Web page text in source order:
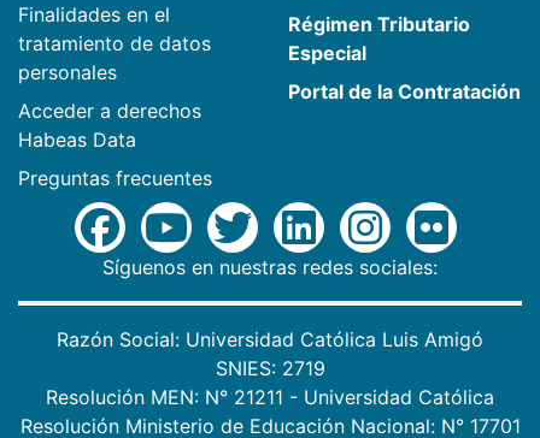
Finalidades en el
tratamiento de datos
personales
Acceder a derechos
Habeas Data
Preguntas frecuentes
Régimen Tributario
Especial
Portal de la Contratación
Síguenos en nuestras redes sociales:
Razón Social: Universidad Católica Luis Amigó
SNIES: 2719
Resolución MEN: N° 21211 - Universidad Católica
Resolución Ministerio de Educación Nacional: N° 17701